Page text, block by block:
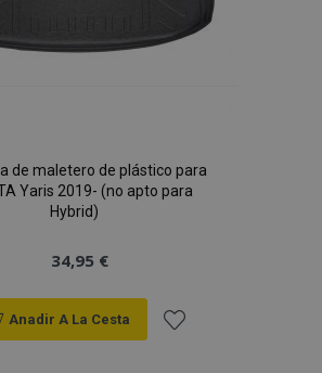
de maletero de plástico para
Yaris 2019- (no apto para
Hybrid)
34,95 €
Anadir A La Cesta